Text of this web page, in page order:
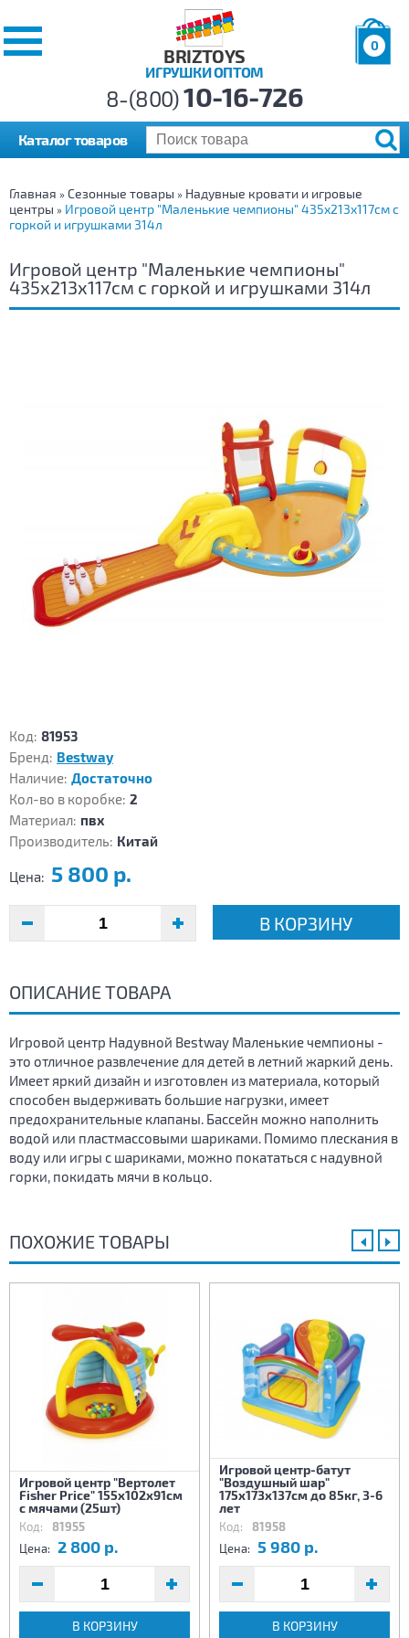
BRIZTOYS
ИГРУШКИ ОПТОМ
0
р.
8-(800)10-16-726
Каталог товаров
Главная » Сезонные товары » Надувные кровати и игровые
центры » Игровой центр "Маленькие чемпионы" 435х213х117см с
горкой и игрушками 314л
Игровой центр "Маленькие чемпионы"
435х213х117см с горкой и игрушками 314л
Код: 81953
Бренд: Bestway
Наличие: Достаточно
Кол-во в коробке: 2
Материал: пвх
Производитель: Китай
Цена: 5 800 р.
В КОРЗИНУ
ОПИСАНИЕ ТОВАРА
Игровой центр Надувной Bestway Маленькие чемпионы -
это отличное развлечение для детей в летний жаркий день.
Имеет яркий дизайн и изготовлен из материала, который
способен выдерживать большие нагрузки, имеет
предохранительные клапаны. Бассейн можно наполнить
водой или пластмассовыми шариками. Помимо плескания в
воду или игры с шариками, можно покататься с надувной
горки, покидать мячи в кольцо.
ПОХОЖИЕ ТОВАРЫ
Игровой центр "Вертолет
Fisher Price" 155x102x91см
с мячами (25шт)
Код: 81955
Цена: 2 800 р.
В КОРЗИНУ
Игровой центр-батут
"Воздушный шар"
175х173х137см до 85кг, 3-6
лет
Код: 81958
Цена: 5 980 р.
В КОРЗИНУ